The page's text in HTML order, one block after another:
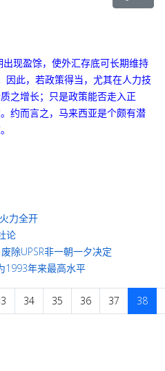
现盈馀，使外汇存底可长期维持
因此，若政策得当，尤其在人力技
之增长；只是政策能否走入正
约而言之，马来西亚是个颇有潜
力全开
论
除UPSR非一朝一夕决定
1993年来最高水平
34 35 36 37 38